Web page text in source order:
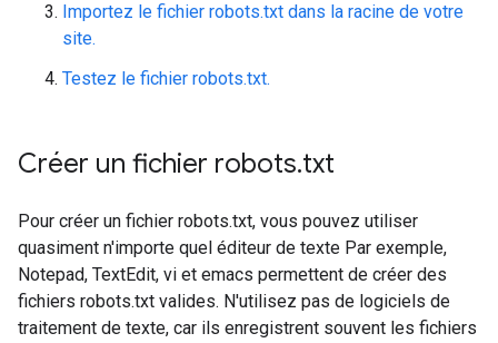
Importez le fichier robots.txt dans la racine de votre
site.
Testez le fichier robots.txt.
Créer un fichier robots.txt
Pour créer un fichier robots.txt, vous pouvez utiliser
quasiment n'importe quel éditeur de texte Par exemple,
Notepad, TextEdit, vi et emacs permettent de créer des
fichiers robots.txt valides. N'utilisez pas de logiciels de
traitement de texte, car ils enregistrent souvent les fichiers